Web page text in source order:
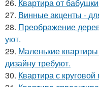
26. Квартира от
27. Винные акценты -
28. Преображение
уют.
29. Маленькие
дизайну требуют.
30. Квартира с